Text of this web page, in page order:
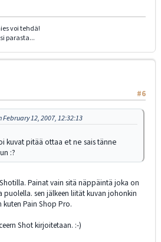
voi tehdä!
parasta...
#6
12, 2007, 12:32:13
kuvat pitää ottaa et ne sais tänne
:?
Painat vain sitä näppäintä joka on
puolella. sen jälkeen liität kuvan johonkin
Pain Shop Pro.
Shot kirjoitetaan. :-)